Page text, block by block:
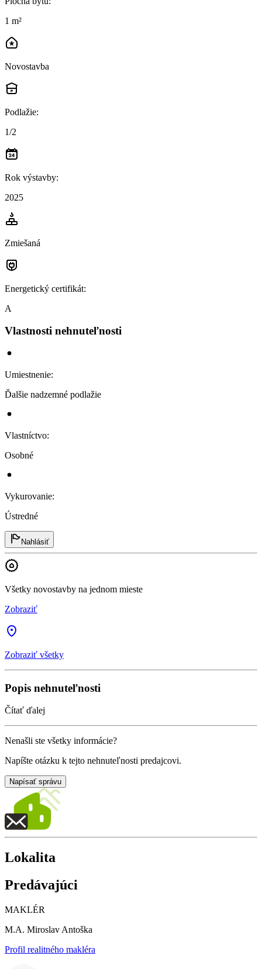
1 m²
Novostavba
Podlažie:
1/2
Rok výstavby:
2025
Zmiešaná
Energetický certifikát:
A
Vlastnosti nehnuteľnosti
Umiestnenie:
Ďalšie nadzemné podlažie
Vlastníctvo:
Osobné
Vykurovanie:
Ústredné
Nahlásiť
Všetky novostavby na jednom mieste
Zobraziť
Zobraziť všetky
Popis nehnuteľnosti
Čítať ďalej
Nenašli ste všetky informácie?
Napíšte otázku k tejto nehnuteľnosti predajcovi.
Napísať správu
Lokalita
Predávajúci
MAKLÉR
M.A. Miroslav Antoška
Profil realitného makléra